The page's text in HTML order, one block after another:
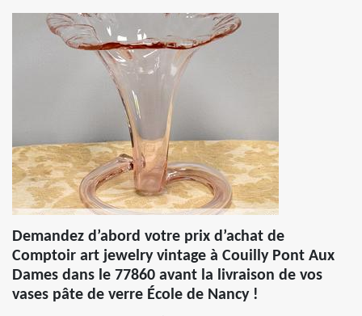
Demandez d’abord votre prix d’achat de
Comptoir art jewelry vintage à Couilly Pont Aux
Dames dans le 77860 avant la livraison de vos
vases pâte de verre École de Nancy !